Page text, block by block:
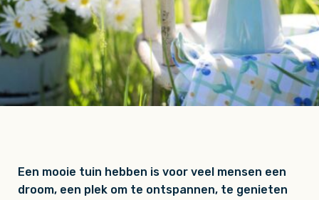
Een mooie tuin hebben is voor veel mensen een
droom, een plek om te ontspannen, te genieten